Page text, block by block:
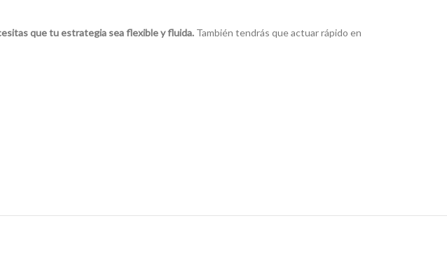
que tu estrategia sea flexible y fluida. También tendrás que actuar rápido en